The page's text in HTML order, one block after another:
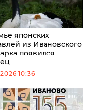
японских
из Ивановского
появился
10:36